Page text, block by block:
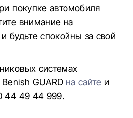
покупке автомобиля
внимание на
будьте спокойны за свой
системах
GUARD на сайте и
44 49 44 999.